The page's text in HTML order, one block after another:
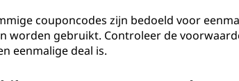
couponcodes zijn bedoeld voor
worden gebruikt. Controleer de
eenmalige deal is.